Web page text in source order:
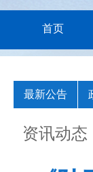
首页
最新公告
资讯动态